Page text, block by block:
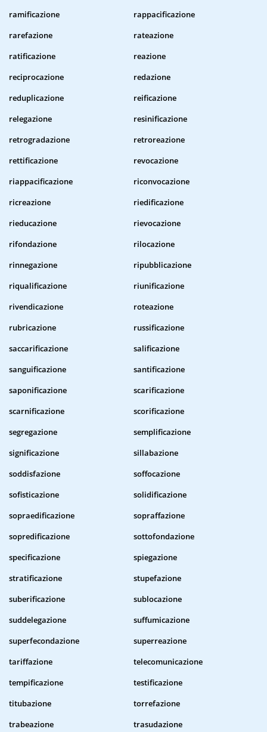
ramificazione
rappacificazione
rarefazione
rateazione
ratificazione
reazione
reciprocazione
redazione
reduplicazione
reificazione
relegazione
resinificazione
retrogradazione
retroreazione
rettificazione
revocazione
riappacificazione
riconvocazione
ricreazione
riedificazione
rieducazione
rievocazione
rifondazione
rilocazione
rinnegazione
ripubblicazione
riqualificazione
riunificazione
rivendicazione
roteazione
rubricazione
russificazione
saccarificazione
salificazione
sanguificazione
santificazione
saponificazione
scarificazione
scarnificazione
scorificazione
segregazione
semplificazione
significazione
sillabazione
soddisfazione
soffocazione
sofisticazione
solidificazione
sopraedificazione
sopraffazione
sopredificazione
sottofondazione
specificazione
spiegazione
stratificazione
stupefazione
suberificazione
sublocazione
suddelegazione
suffumicazione
superfecondazione
superreazione
tariffazione
telecomunicazione
tempificazione
testificazione
titubazione
torrefazione
trabeazione
trasudazione